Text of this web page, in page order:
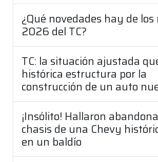
¿Qué novedades hay de
2026 del TC?
TC: la situación ajustada
histórica estructura por la
construcción de un auto
¡Insólito! Hallaron
chasis de una Chevy
en un baldío